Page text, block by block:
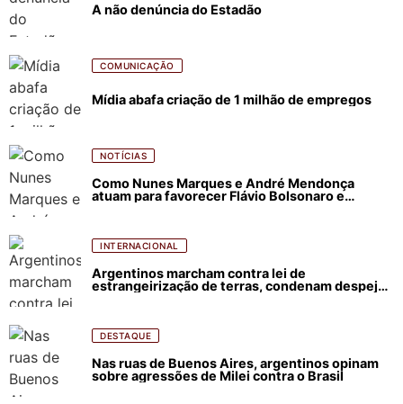
A não denúncia do Estadão
COMUNICAÇÃO
Mídia abafa criação de 1 milhão de empregos
NOTÍCIAS
Como Nunes Marques e André Mendonça
atuam para favorecer Flávio Bolsonaro e
INTERNACIONAL
Argentinos marcham contra lei de
estrangeirização de terras, condenam despejos
DESTAQUE
Nas ruas de Buenos Aires, argentinos opinam
sobre agressões de Milei contra o Brasil